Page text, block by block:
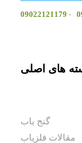
-
09022121179
های اصلی
گنج یاب
مقالات فلزیاب